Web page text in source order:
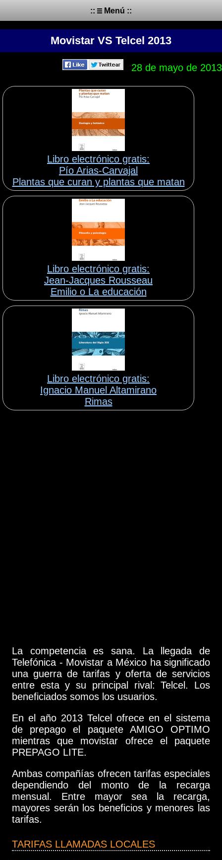
:: Menú ::
Movistar VS Telcel 2013
28 de mayo de 2013
Libro electrónico gratis:
Pío Arias-Carvajal
Plantas que curan y plantas que matan
Libro electrónico gratis:
Jean-Jacques Rousseau
Emilio o La educación
Libro electrónico gratis:
Ignacio Manuel Altamirano
Rimas
La competencia es sana. La llegada de
Telefónica - Movistar a México ha significado
una guerra de tarifas y oferta de servicios
entre esta y su principal rival: Telcel. Los
beneficiados somos los usuarios.
En el año 2013 Telcel ofrece en el sistema
de prepago el paquete AMIGO OPTIMO
mientras que movistar ofrece el paquete
PREPAGO LITE.
Ambas compañías ofrecen tarifas especiales
dependiendo del monto de la recarga
mensual. Entre mayor sea la recarga,
mayores serán los beneficios y menores las
tarifas.
TARIFAS LLAMADAS LOCALES